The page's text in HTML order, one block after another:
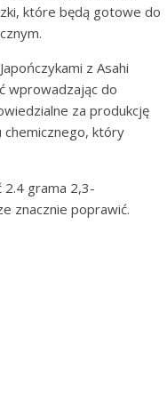
które będą gotowe do
z Asahi
wprowadzając do
za produkcję
chemicznego, który
2.4 grama 2,3-
znacznie poprawić.